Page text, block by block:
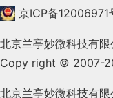
2021年9月(153)
2021年8月(147)
京ICP备12006971
北京兰亭妙微科技有
Copy right © 2007-
北京兰亭妙微科技有